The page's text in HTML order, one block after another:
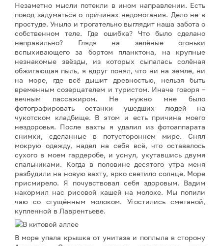
Незаметно мысли потекли в ином направлении. Есть
повод задуматься о причинах недомогания. Дело не в
простуде. Уныло и трогательно выглядит наша забота о
собственном теле. Где ошибка? Что было сделано
неправильно? Глядя на зелёные огоньки
вспыхивающего за бортом планктона, на крупные
незнакомые звёзды, из которых сыпалась солёная
обжигающая пыль, я вдруг понял, что ни на земле, ни
на море, где всё дышит древностью, нельзя быть
временным созерцателем и туристом. Иначе говоря –
вечным пассажиром. Не нужно мне было
фотографировать останки ушедших людей на
чукотском кладбище. В этом и есть причина моего
нездоровья. После вахты я удалил из фотоаппарата
снимки, сделанные в потустороннем мире. Снял
мокрую одежду, надел на себя всё, что оставалось
сухого в моем гардеробе, и уснул, укутавшись двумя
спальниками. Когда в половине десятого утра меня
разбудили на новую вахту, ярко светило солнце. Море
присмирело. Я почувствовал себя здоровым. Вадим
накормил нас рисовой кашей на молоке. Мы попили
чаю со сгущённым молоком. Угостились сметаной,
купленной в Лаврентьеве.
В море упала крышка от унитаза и поплыла в сторону